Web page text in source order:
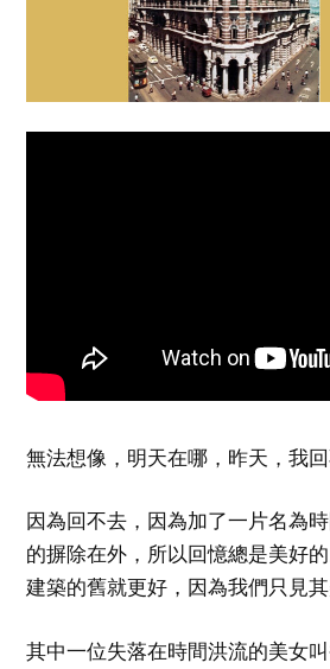
無法想像，明天在哪，昨天，我回
因為回不去，因為加了一片名為
的摒除在外，所以回憶總是美好
建築的舊就更好，因為我們只見其
其中一位失落在時間洪流的美女